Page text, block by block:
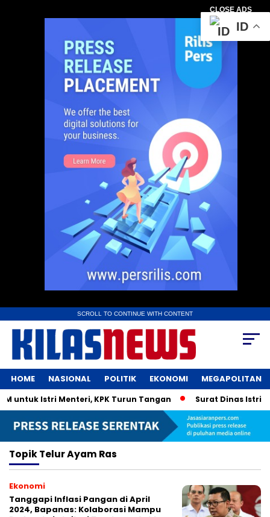
CLOSE ADS
SCROLL TO CONTINUE WITH CONTENT
HOME NASIONAL POLITIK EKONOMI MEGAPOLITAN
untuk Istri Menteri, KPK Turun Tangan Surat Dinas Istri
TopikTelur Ayam Ras
Ekonomi
Tanggapi Inflasi Pangan di April
2024, Bapanas: Kolaborasi Mampu
ID